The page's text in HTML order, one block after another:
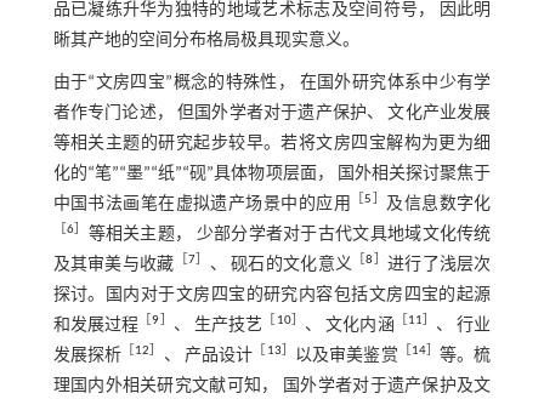
品已凝练升华为独特的地域艺术标志及空间符号， 因此明
晰其产地的空间分布格局极具现实意义。
由于“文房四宝”概念的特殊性， 在国外研究体系中少有学
者作专门论述， 但国外学者对于遗产保护、 文化产业发展
等相关主题的研究起步较早。若将文房四宝解构为更为细
化的“笔”“墨”“纸”“砚”具体物项层面， 国外相关探讨聚焦于
中国书法画笔在虚拟遗产场景中的应用
［5 及信息数字化
6］ 等相关主题， 少部分学者对于古代文具地域文化传统
及其审美与收藏
7］ 、 砚石的文化意义 ［8
进行了浅层次
探讨。国内对于文房四宝的研究内容包括文房四宝的起源
和发展过程 ［9 、 生产技艺 10］ 、 文化内涵 11
、 行业
发展探析
12 、 产品设计 13 以及审美鉴赏 14］等。梳
理国内外相关研究文献可知， 国外学者对于遗产保护及文